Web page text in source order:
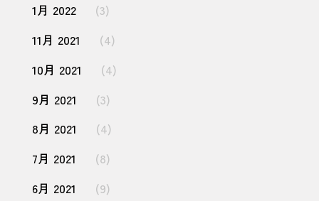
1月 2022
(3)
11月 2021
(4)
10月 2021
(4)
9月 2021
(3)
8月 2021
(4)
7月 2021
(8)
6月 2021
(9)